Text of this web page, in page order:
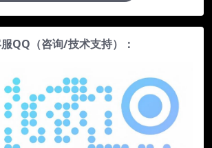
QQ（咨询/技术支持）：